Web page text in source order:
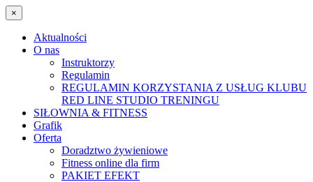
×
Aktualności
O nas
Instruktorzy
Regulamin
REGULAMIN KORZYSTANIA Z USŁUG KLUBU
RED LINE STUDIO TRENINGU
SIŁOWNIA & FITNESS
Grafik
Oferta
Doradztwo żywieniowe
Fitness online dla firm
PAKIET EFEKT